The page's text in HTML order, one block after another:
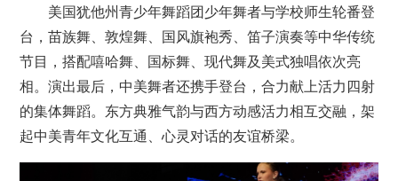
美国犹他州青少年舞蹈团少年舞者与学校师生轮番登
台，苗族舞、敦煌舞、国风旗袍秀、笛子演奏等中华传统
节目，搭配嘻哈舞、国标舞、现代舞及美式独唱依次亮
相。演出最后，中美舞者还携手登台，合力献上活力四射
的集体舞蹈。东方典雅气韵与西方动感活力相互交融，架
起中美青年文化互通、心灵对话的友谊桥梁。